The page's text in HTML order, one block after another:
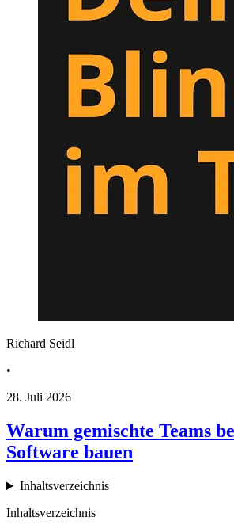
Richard Seidl
•
28. Juli 2026
Warum gemischte Teams
Software bauen
Inhaltsverzeichnis
Inhaltsverzeichnis